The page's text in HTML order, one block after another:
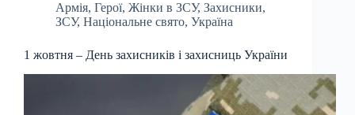
Армія, Герої, Жінки в ЗСУ, Захисники,
ЗСУ, Національне свято, Україна
1 жовтня – День захисників і захисниць України